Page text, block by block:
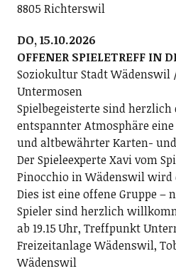
8805 Richterswil
DO, 15.10.2026
OFFENER SPIELETREFF IN
Soziokultur Stadt
Untermosen
Spielbegeisterte sind herzlich
entspannter Atmosphäre
und altbewährter Karten-
Der Spieleexperte Xavi vom
Pinocchio in Wädenswil wird
Dies ist eine offene Gruppe –
Spieler sind herzlich
ab 19.15 Uhr, Treffpunkt
Freizeitanlage Wädenswil,
Wädenswil